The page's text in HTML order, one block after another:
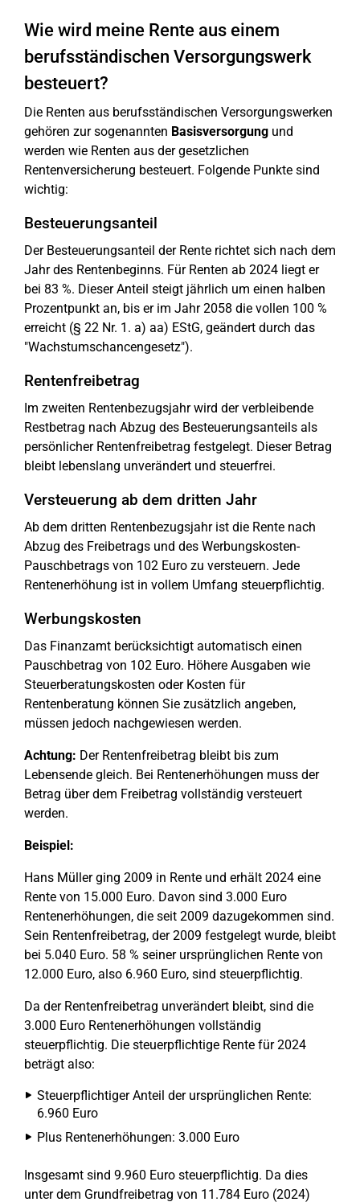
Wie wird meine Rente aus einem
berufsständischen Versorgungswerk
besteuert?
Die Renten aus berufsständischen Versorgungswerken
gehören zur sogenannten Basisversorgung und
werden wie Renten aus der gesetzlichen
Rentenversicherung besteuert. Folgende Punkte sind
wichtig:
Besteuerungsanteil
Der Besteuerungsanteil der Rente richtet sich nach dem
Jahr des Rentenbeginns. Für Renten ab 2024 liegt er
bei 83 %. Dieser Anteil steigt jährlich um einen halben
Prozentpunkt an, bis er im Jahr 2058 die vollen 100 %
erreicht (§ 22 Nr. 1. a) aa) EStG, geändert durch das
"Wachstumschancengesetz").
Rentenfreibetrag
Im zweiten Rentenbezugsjahr wird der verbleibende
Restbetrag nach Abzug des Besteuerungsanteils als
persönlicher Rentenfreibetrag festgelegt. Dieser Betrag
bleibt lebenslang unverändert und steuerfrei.
Versteuerung ab dem dritten Jahr
Ab dem dritten Rentenbezugsjahr ist die Rente nach
Abzug des Freibetrags und des Werbungskosten-
Pauschbetrags von 102 Euro zu versteuern. Jede
Rentenerhöhung ist in vollem Umfang steuerpflichtig.
Werbungskosten
Das Finanzamt berücksichtigt automatisch einen
Pauschbetrag von 102 Euro. Höhere Ausgaben wie
Steuerberatungskosten oder Kosten für
Rentenberatung können Sie zusätzlich angeben,
müssen jedoch nachgewiesen werden.
Achtung: Der Rentenfreibetrag bleibt bis zum
Lebensende gleich. Bei Rentenerhöhungen muss der
Betrag über dem Freibetrag vollständig versteuert
werden.
Beispiel:
Hans Müller ging 2009 in Rente und erhält 2024 eine
Rente von 15.000 Euro. Davon sind 3.000 Euro
Rentenerhöhungen, die seit 2009 dazugekommen sind.
Sein Rentenfreibetrag, der 2009 festgelegt wurde, bleibt
bei 5.040 Euro. 58 % seiner ursprünglichen Rente von
12.000 Euro, also 6.960 Euro, sind steuerpflichtig.
Da der Rentenfreibetrag unverändert bleibt, sind die
3.000 Euro Rentenerhöhungen vollständig
steuerpflichtig. Die steuerpflichtige Rente für 2024
beträgt also:
Steuerpflichtiger Anteil der ursprünglichen Rente:
6.960 Euro
Plus Rentenerhöhungen: 3.000 Euro
Insgesamt sind 9.960 Euro steuerpflichtig. Da dies
unter dem Grundfreibetrag von 11.784 Euro (2024)